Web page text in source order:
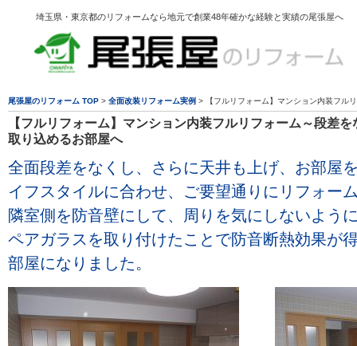
埼玉県・東京都のリフォームなら地元で創業48年確かな経験と実績の尾張屋へ
尾張屋のリフォーム TOP > 全面改装リフォーム実例 > 【フルリフォーム】マンション内装フル
【フルリフォーム】マンション内装フルリフォーム～段差
取り込めるお部屋へ
全面段差をなくし、さらに天井も上げ、お部屋
イフスタイルに合わせ、ご要望通りにリフォー
隣室側を防音壁にして、周りを気にしないよう
ペアガラスを取り付けたことで防音断熱効果が
部屋になりました。